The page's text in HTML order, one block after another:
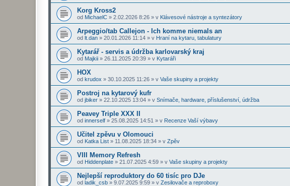
Korg Kross2
od MichaelC » 2.02.2026 8:26 » v Klávesové nástroje a syntezátory
Arpeggio/tab Callejon - Ich komme niemals an
od lt.dan » 20.01.2026 11:14 » v Hraní na kytaru, tabulatury
Kytarář - servis a údržba karlovarský kraj
od Majkii » 26.11.2025 20:39 » v Kytaráři
HOX
od krudox » 30.10.2025 11:26 » v Vaše skupiny a projekty
Postroj na kytarový kufr
od jbiker » 22.10.2025 13:04 » v Snímače, hardware, příslušenství, údržba
Peavey Triple XXX II
od innerself » 25.08.2025 14:51 » v Recenze Vaší výbavy
Učitel zpěvu v Olomouci
od Katka List » 11.08.2025 18:34 » v Zpěv
VIII Memory Refresh
od Hiddenplate » 21.07.2025 4:59 » v Vaše skupiny a projekty
Nejlepší reproduktory do 60 tisíc pro DJe
od ladik_csb » 9.07.2025 9:59 » v Zesilovače a reproboxy